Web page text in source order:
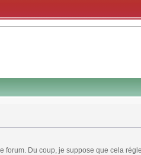
Du coup, je suppose que cela